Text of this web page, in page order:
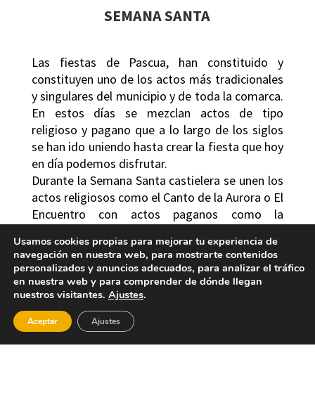
SEMANA SANTA
Las fiestas de Pascua, han constituido y
constituyen uno de los actos más tradicionales
y singulares del municipio y de toda la comarca.
En estos días se mezclan actos de tipo
religioso y pagano que a lo largo de los siglos
se han ido uniendo hasta crear la fiesta que hoy
en día podemos disfrutar.
Durante la Semana Santa castielera se unen los
actos religiosos como el Canto de la Aurora o El
Encuentro con actos paganos como la
de la Villa con ayuda de toda la población.
Además es una de las fechas señaladas para la
celebración del Volteo Humano de Campanas.
Usamos cookies propias para mejorar tu experiencia de
navegación en nuestra web, para mostrarte contenidos
personalizados y anuncios adecuados, para analizar el tráfico
en nuestra web y para comprender de dónde llegan
nuestros visitantes. Ajustes.
Aceptar Ajustes